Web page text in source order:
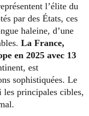
l’élite du
par des États, ces
haleine, d’une
La France,
en 2025 avec 13
est
sophistiquées. Le
les principales cibles,